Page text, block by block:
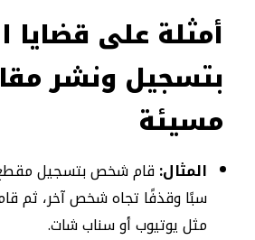
أمثلة على
بتسجيل ونشر
مسيئة
المثال:قام شخص بتسجيل
سبًا وقذفًا تجاه شخص آخر، ثم
مثل يوتيوب أو سناب شات.